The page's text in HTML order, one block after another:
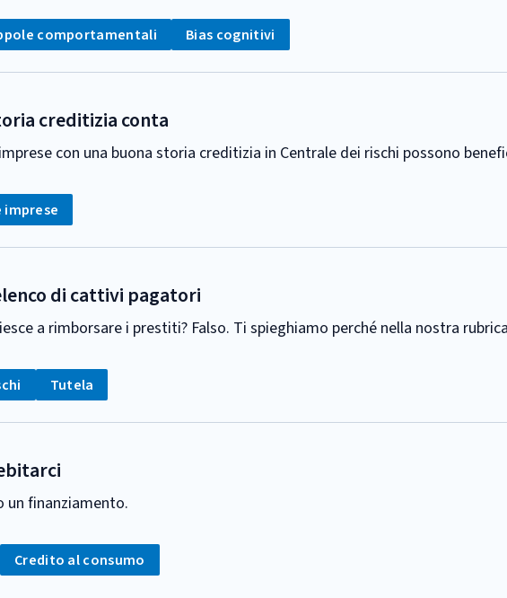
comportamentali Tag:
Bias cognitivi
creditizia conta
con una buona storia creditizia in Centrale dei rischi possono
imprese
di cattivi pagatori
a rimborsare i prestiti? Falso. Ti spieghiamo perché nella nostra
Tag:
Tutela
un finanziamento.
Tag:
Credito al consumo